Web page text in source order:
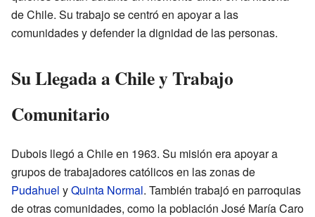
de Chile. Su trabajo se centró en apoyar a las
comunidades y defender la dignidad de las personas.
Su Llegada a Chile y Trabajo
Comunitario
Dubois llegó a Chile en 1963. Su misión era apoyar a
grupos de trabajadores católicos en las zonas de
Pudahuel yQuinta Normal. También trabajó en parroquias
de otras comunidades, como la población José María Caro